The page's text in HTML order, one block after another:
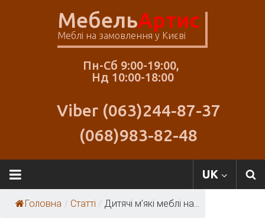
МебельАртис
Меблі на замовлення у Києві
Пн-Сб 9:00-19:00,
Нд 10:00-18:00
Viber (063)244-87-37
(068)983-82-48
Меблі
Артіс
UK
Головна / Статті / Дитячі м’які меблі на...